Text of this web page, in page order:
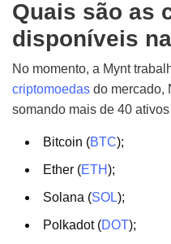
Quais são as
disponíveis
No momento, a Mynt
criptomoedas do mercado,
somando mais de 40
Bitcoin (BTC);
Ether (ETH);
Solana (SOL);
Polkadot (DOT);